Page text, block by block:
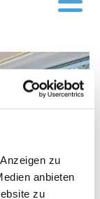
zu
anbieten
zu